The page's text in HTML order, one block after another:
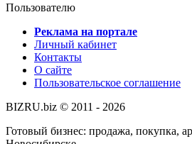
Пользователю
Реклама на портале
Личный кабинет
Контакты
О сайте
Пользовательское соглашение
BIZRU.biz © 2011 - 2026
Готовый бизнес: продажа, покупка,